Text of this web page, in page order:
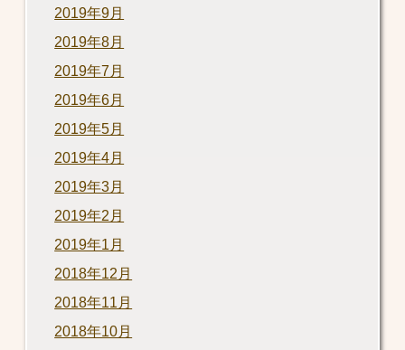
2019年9月
2019年8月
2019年7月
2019年6月
2019年5月
2019年4月
2019年3月
2019年2月
2019年1月
2018年12月
2018年11月
2018年10月